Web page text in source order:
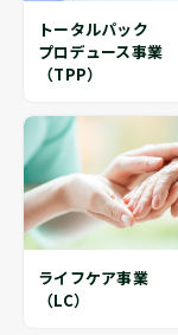
トータルパック
プロデュース事業
（TPP）
ライフケア事業
（LC）